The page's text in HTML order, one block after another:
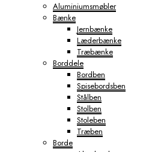
Aluminiumsmøbler
Bænke
Jernbænke
Læderbænke
Træbænke
Borddele
Bordben
Spisebordsben
Stålben
Stolben
Stoleben
Træben
Borde